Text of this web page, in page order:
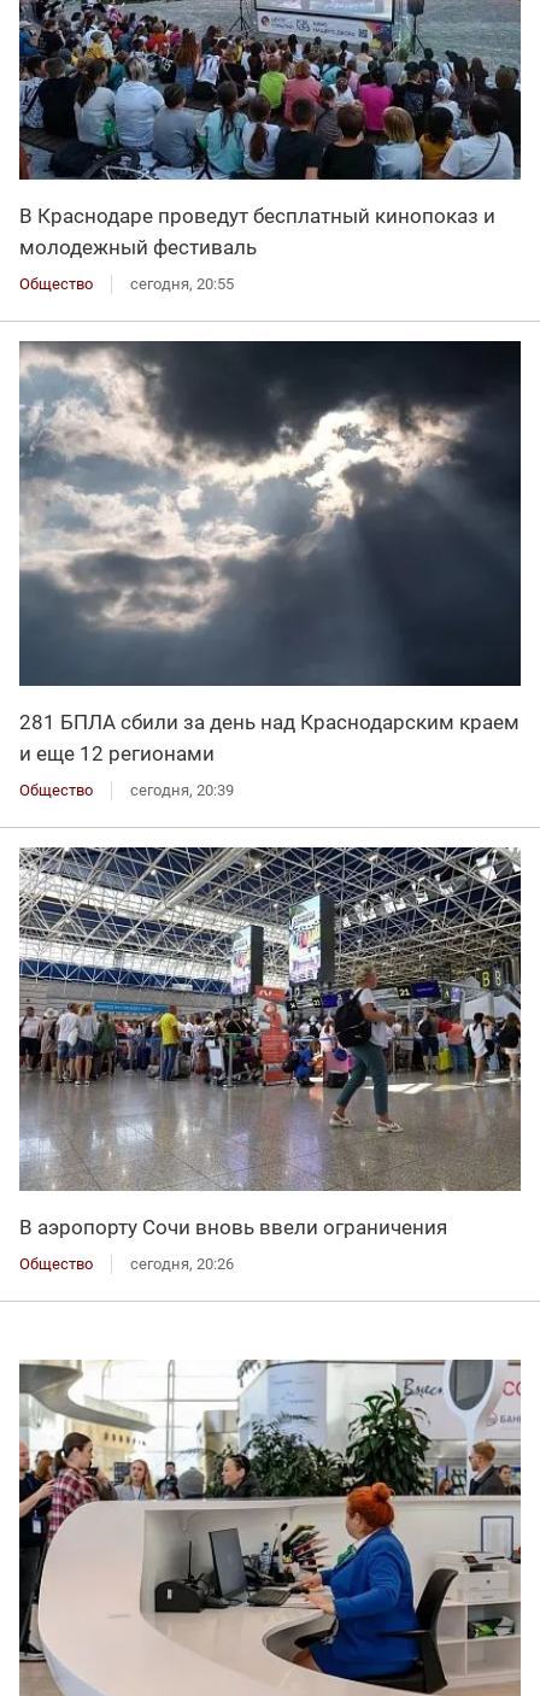
В Краснодаре проведут бесплатный кинопоказ и
молодежный фестиваль
Общество сегодня, 20:55
281 БПЛА сбили за день над Краснодарским краем
и еще 12 регионами
Общество сегодня, 20:39
В аэропорту Сочи вновь ввели ограничения
Общество сегодня, 20:26